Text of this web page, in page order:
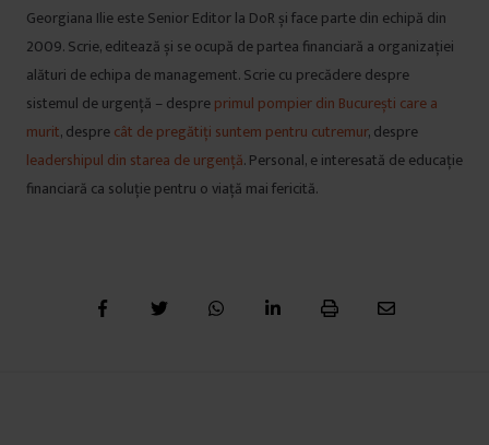
Georgiana Ilie este Senior Editor la DoR și face parte din echipă din
2009. Scrie, editează și se ocupă de partea financiară a organizației
alături de echipa de management. Scrie cu precădere despre
sistemul de urgență – despreprimul pompier din București care a
murit, desprecât de pregătiți suntem pentru cutremur, despre
leadershipul din starea de urgență. Personal, e interesată de educație
financiară ca soluție pentru o viață mai fericită.